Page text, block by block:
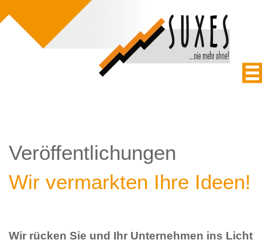
Veröffentlichungen
Wir vermarkten Ihre Ideen!
Wir rücken Sie und Ihr Unternehmen ins Licht